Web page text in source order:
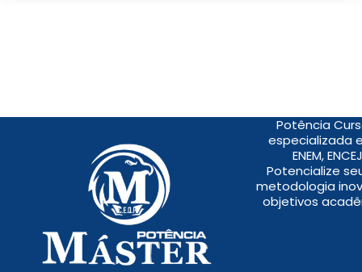
Potência
especializada
ENEM,
Potencialize
metodologia
objetivos